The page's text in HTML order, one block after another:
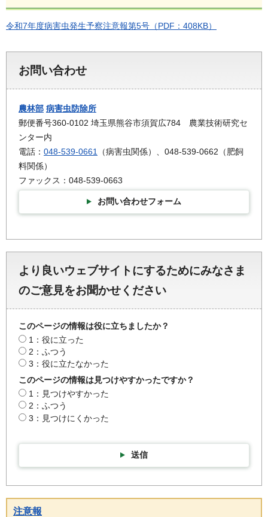
令和7年度病害虫発生予察注意報第5号（PDF：408KB）
お問い合わせ
農林部 病害虫防除所
郵便番号360-0102 埼玉県熊谷市須賀広784 農業技術研究セ
ンター内
電話： 048-539-0661 （病害虫関係）、048-539-0662（肥飼
料関係）
ファックス：048-539-0663
お問い合わせフォーム
より良いウェブサイトにするためにみなさま
のご意見をお聞かせください
このページの情報は役に立ちましたか？
1：役に立った
2：ふつう
3：役に立たなかった
このページの情報は見つけやすかったですか？
1：見つけやすかった
2：ふつう
3：見つけにくかった
送信
注意報